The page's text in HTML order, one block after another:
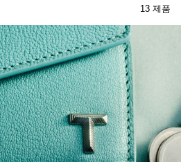
13 제품